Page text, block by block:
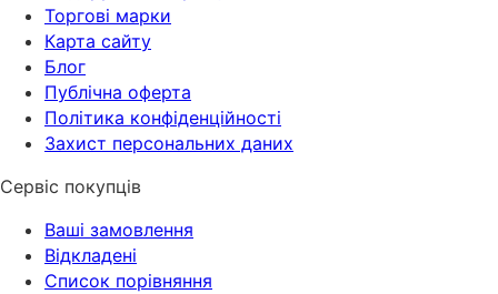
Торгові марки
Карта сайту
Блог
Публічна оферта
Політика конфіденційності
Захист персональних даних
Сервіс покупців
Ваші замовлення
Відкладені
Список порівняння